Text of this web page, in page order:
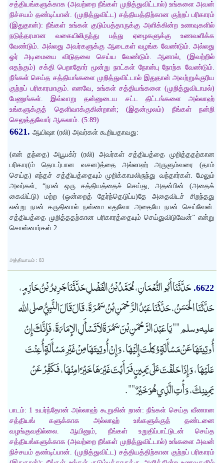
சத்தியங்களுக்காக (அவற்றை நீங்கள் முறித்துவிட்டால்) உங்களை அவன்
நிச்சயம் தண்டிப்பான். (முறித்துவிட்ட) சத்தியத்திற்கான குற்றப் பரிகாரம்
(இதுதான்): நீங்கள் உங்கள் குடும்பத்தாருக்கு அளிக்கின்ற உணவுகளில்
நடுத்தரமான வகையிலிருந்து பத்து ஏழைகளுக்கு உணவளிக்க
வேண்டும். அல்லது அவர்களுக்கு ஆடைகள் வழங்க வேண்டும். அல்லது
ஓர் அடிமையை விடுதலை செய்ய வேண்டும். ஆனால், (இவற்றில்
எதற்கும்) சக்தி பெறாதோர் மூன்று நாட்கள் நோன்பு நோற்க வேண்டும்.
நீங்கள் செய்த சத்தியங்களை முறித்துவிட்டால் இதுதான் அவற்றுக்குரிய
குற்றப் பரிகாரமாகும். எனவே, உங்கள் சத்தியங்களை (முறித்துவிடாமல்)
பேணுங்கள். இவ்வாறு தன்னுடைய சட்ட திட்டங்களை அல்லாஹ்
உங்களுக்குத் தெளிவாக்குகின்றான்; (இதன்மூலம்) நீங்கள் நன்றி
செலுத்துவோர் ஆகலாம். (5:89)
6621. ஆயிஷா (ரலி) அவர்கள் கூறியதாவது:
(என் தந்தை) அபூபக்ர் (ரலி) அவர்கள் சத்தியத்தை முறித்ததற்கான
பரிகார(ம் தொடர்பான வசன)த்தை அல்லாஹ் அருளும்வரை (தாம்
செய்த) எந்தச் சத்தியத்தையும் முறிக்காமலிருந்து வந்தார்கள். மேலும்
அவர்கள், “நான் ஒரு சத்தியத்தைச் செய்து, அதன்பின் (அதைக்
கைவிட்டு) மற்ற (ஒன்றைத் தேர்ந்தெடுப்ப)தே அதைவிடச் சிறந்தது
என்று நான் கருதினால் நன்மை எதுவோ அதையே நான் செய்வேன்.
சத்தியத்தை முறித்ததற்கான பரிகாரத்தையும் செய்துவிடுவேன்” என்று
சொன்னார்கள்.2
அத்தியாயம் : 83
6622. حَدَّثَنَا أَبُو النُّعْمَانِ، مُحَمَّدُ بْنُ الْفَضْلِ حَدَّثَنَا جَرِيرُ بْنُ حَازِمٍ،
حَدَّثَنَا الْحَسَنُ، حَدَّثَنَا عَبْدُ الرَّحْمَنِ بْنُ سَمُرَةَ، قَالَ قَالَ النَّبِيُّ صلى الله
عليه وسلم "" يَا عَبْدَ الرَّحْمَنِ بْنَ سَمُرَةَ لاَ تَسْأَلِ الإِمَارَةَ، فَإِنَّكَ إِنْ
أُوتِيتَهَا عَنْ مَسْأَلَةٍ وُكِلْتَ إِلَيْهَا، وَإِنْ أُوتِيتَهَا مِنْ غَيْرِ مَسْأَلَةٍ أُعِنْتَ
عَلَيْهَا، وَإِذَا حَلَفْتَ عَلَى يَمِينٍ فَرَأَيْتَ غَيْرَهَا خَيْرًا مِنْهَا، فَكَفِّرْ عَنْ
يَمِينِكَ، وَأْتِ الَّذِي هُوَ خَيْرٌ "".
பாடம்: 1 உயர்ந்தோன் அல்லாஹ் கூறுகின் றான்: நீங்கள் செய்த வீணான
சத்தியங் களுக்காக அல்லாஹ் உங்களுக்குத் தண்டனை
வழங்குவதில்லை. ஆயினும், நீங்கள் உறுதிப்பாட்டுடன் செய்த
சத்தியங்களுக்காக (அவற்றை நீங்கள் முறித்துவிட்டால்) உங்களை அவன்
நிச்சயம் தண்டிப்பான். (முறித்துவிட்ட) சத்தியத்திற்கான குற்றப் பரிகாரம்